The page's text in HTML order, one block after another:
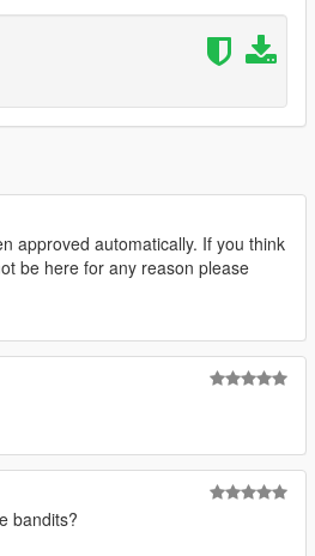
approved automatically. If you think
be here for any reason please
bandits?